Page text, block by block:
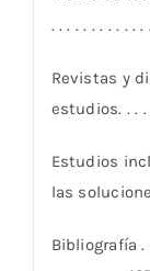
. . . . . . . . . . . .
Revistas y
estudios. . . .
Estudios
las
Bibliografía . .